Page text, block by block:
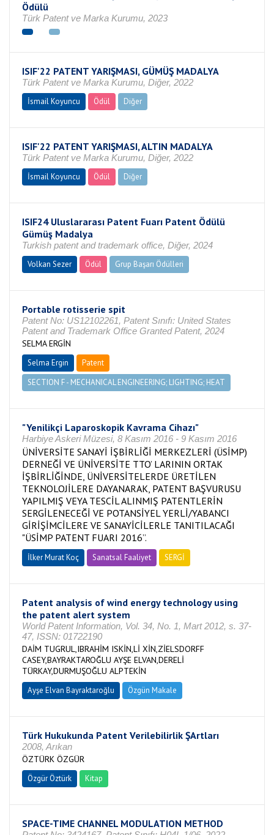
Ödülü
Türk Patent ve Marka Kurumu, 2023
ISIF'22 PATENT YARIŞMASI, GÜMÜŞ MADALYA
Türk Patent ve Marka Kurumu, Diğer, 2022
İsmail Koyuncu
Ödül Diğer
ISIF'22 PATENT YARIŞMASI, ALTIN MADALYA
Türk Patent ve Marka Kurumu, Diğer, 2022
İsmail Koyuncu
Ödül Diğer
ISIF24 Uluslararası Patent Fuarı Patent Ödülü
Gümüş Madalya
Turkish patent and trademark office, Diğer, 2024
Volkan Sezer
Ödül Grup Başarı Ödülleri
Portable rotisserie spit
Patent No: US12102261, Patent Sınıfı: United States
Patent and Trademark Office Granted Patent, 2024
SELMA ERGİN
Selma Ergin
Patent
SECTION F - MECHANICAL ENGINEERING; LIGHTING; HEAT
"Yenilikçi Laparoskopik Kavrama Cihazı"
Harbiye Askeri Müzesi, 8 Kasım 2016 - 9 Kasım 2016
ÜNİVERSİTE SANAYİ İŞBİRLİĞİ MERKEZLERİ (ÜSİMP)
DERNEĞİ VE ÜNİVERSİTE TTO’ LARININ ORTAK
İŞBİRLİĞİNDE, ÜNİVERSİTELERDE ÜRETİLEN
TEKNOLOJİLERE DAYANARAK, PATENT BAŞVURUSU
YAPILMIŞ VEYA TESCİL ALINMIŞ PATENTLERİN
SERGİLENECEĞİ VE POTANSİYEL YERLİ/YABANCI
GİRİŞİMCİLERE VE SANAYİCİLERLE TANITILACAĞI
"ÜSİMP PATENT FUARI 2016”.
İlker Murat Koç Sanatsal Faaliyet SERGİ
Patent analysis of wind energy technology using
the patent alert system
World Patent Information, Vol. 34, No. 1, Mart 2012, s. 37-
47, ISSN: 01722190
DAİM TUGRUL,IBRAHİM ISKİN,Lİ XİN,ZİELSDORFF
CASEY,BAYRAKTAROĞLU AYŞE ELVAN,DERELİ
TÜRKAY,DURMUŞOĞLU ALPTEKİN
Ayşe Elvan Bayraktaroğlu Özgün Makale
Türk Hukukunda Patent Verilebilirlik ŞArtları
2008, Arıkan
ÖZTÜRK ÖZGÜR
Özgür Öztürk Kitap
SPACE-TIME CHANNEL MODULATION METHOD